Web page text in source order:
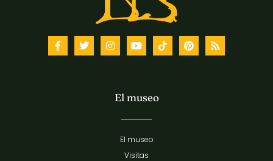
El museo
El museo
Visitas